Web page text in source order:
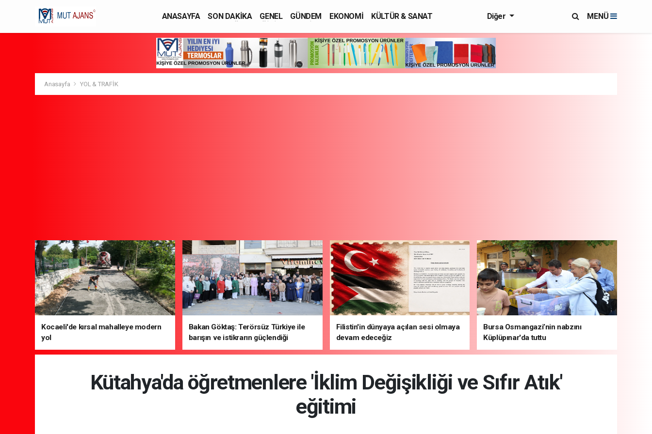
ANASAYFA SON DAKİKA GENEL GÜNDEM EKONOMİ
KÜLTÜR & SANAT
Diğer MENÜ
Anasayfa YOL & TRAFİK
Kocaeli'de kırsal mahalleye modern
yol
Bakan Göktaş: Terörsüz Türkiye ile
barışın ve istikrarın güçlendiği
gelecek hedefliyoruz
Filistin'in dünyaya açılan sesi olmaya
devam edeceğiz
Bursa Osmangazi’nin nabzını
Küplüpınar'da tuttu
Kütahya'da öğretmenlere 'İklim Değişikliği ve Sıfır Atık'
eğitimi